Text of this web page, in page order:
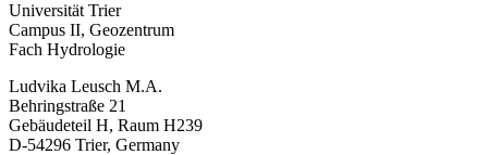
Universität Trier
Campus II, Geozentrum
Fach Hydrologie
Ludvika Leusch M.A.
Behringstraße 21
Gebäudeteil H, Raum H239
D-54296 Trier, Germany